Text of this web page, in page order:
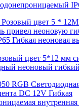
цвет 5*12 мм
неоновый